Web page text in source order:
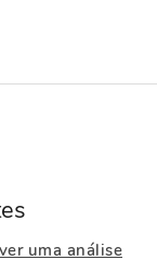
uma análise